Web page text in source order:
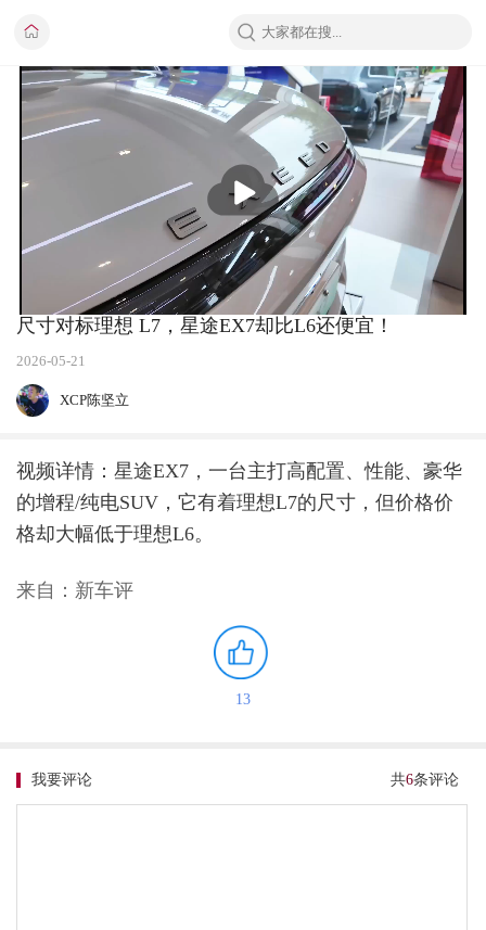
放
尺寸对标理想 L7，星途EX7却比L6还便宜！
2026-05-21
XCP陈坚立
视频详情：星途EX7，一台主打高配置、性能、豪华
的增程/纯电SUV，它有着理想L7的尺寸，但价格价
格却大幅低于理想L6。
来自：新车评
13
共6条评论
我要评论